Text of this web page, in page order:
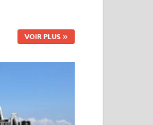
VOIR PLUS